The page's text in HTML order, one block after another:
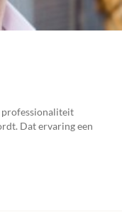
professionaliteit
Dat ervaring een